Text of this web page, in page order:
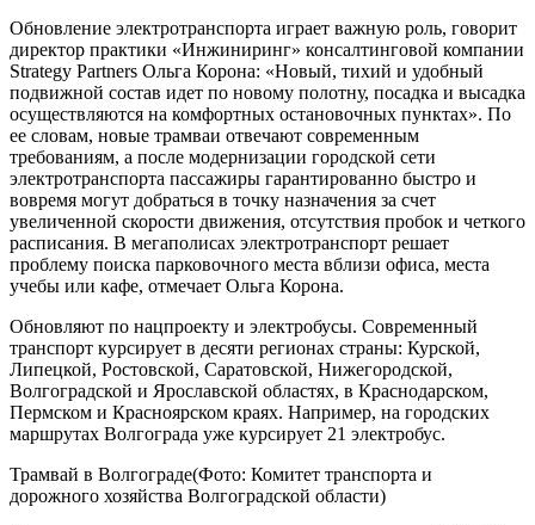
Обновление электротранспорта играет важную роль, говорит
директор практики «Инжиниринг» консалтинговой компании
Strategy Partners Ольга Корона: «Новый, тихий и удобный
подвижной состав идет по новому полотну, посадка и высадка
осуществляются на комфортных остановочных пунктах». По
ее словам, новые трамваи отвечают современным
требованиям, а после модернизации городской сети
электротранспорта пассажиры гарантированно быстро и
вовремя могут добраться в точку назначения за счет
увеличенной скорости движения, отсутствия пробок и четкого
расписания. В мегаполисах электротранспорт решает
проблему поиска парковочного места вблизи офиса, места
учебы или кафе, отмечает Ольга Корона.
Обновляют по нацпроекту и электробусы. Современный
транспорт курсирует в десяти регионах страны: Курской,
Липецкой, Ростовской, Саратовской, Нижегородской,
Волгоградской и Ярославской областях, в Краснодарском,
Пермском и Красноярском краях. Например, на городских
маршрутах Волгограда уже курсирует 21 электробус.
Трамвай в Волгограде(Фото: Комитет транспорта и
дорожного хозяйства Волгоградской области)